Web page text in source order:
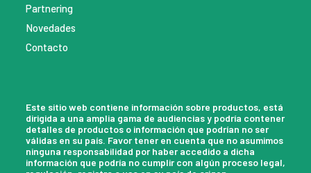
Partnering
Novedades
Contacto
Este sitio web contiene información sobre productos, está
dirigida a una amplia gama de audiencias y podría contener
detalles de productos o información que podrían no ser
válidas en su país. Favor tener en cuenta que no asumimos
ninguna responsabilidad por haber accedido a dicha
información que podría no cumplir con algún proceso legal,